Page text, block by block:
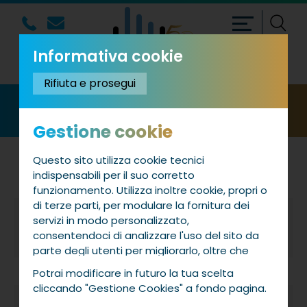
SEGRETERIA
Saggi
lunedì 19 maggio 2025
Festa della Musica 2025
Informativa cookie
Rifiuta e prosegui
Gestione cookie
Questo sito utilizza cookie tecnici
indispensabili per il suo corretto
funzionamento. Utilizza inoltre cookie, propri o
di terze parti, per modulare la fornitura dei
servizi in modo personalizzato,
consentendoci di analizzare l'uso del sito da
parte degli utenti per migliorarlo, oltre che
proposte o messaggi pubblicitari. Puoi
accettare tutti i cookie da noi utilizzati, o
Potrai modificare in futuro la tua scelta
cliccando "Gestione Cookies" a fondo pagina.